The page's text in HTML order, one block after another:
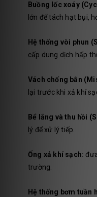
Buồng lốc xoáy
lớn để tách hạt bụi,
Hệ thống vòi phun
cấp dung dịch hấp
Vách chống bắn
lại trước khi xả khí
Bể lắng và thu hồi
lý để xử lý tiếp.
Ống xả khí sạch:
trường.
Hệ thống bơm tuần